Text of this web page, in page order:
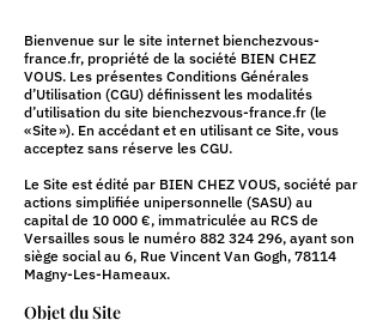
Bienvenue sur le site internet bienchezvous-
france.fr, propriété de la société BIEN CHEZ
VOUS. Les présentes Conditions Générales
d’Utilisation (CGU) définissent les modalités
d’utilisation du site bienchezvous-france.fr (le
« Site »). En accédant et en utilisant ce Site, vous
acceptez sans réserve les CGU.
Le Site est édité par BIEN CHEZ VOUS, société par
actions simplifiée unipersonnelle (SASU) au
capital de 10 000 €, immatriculée au RCS de
Versailles sous le numéro 882 324 296, ayant son
siège social au 6, Rue Vincent Van Gogh, 78114
Magny-Les-Hameaux.
Objet du Site